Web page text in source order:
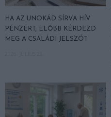
HA AZ UNOKÁD SÍRVA HÍV
PÉNZÉRT, ELŐBB KÉRDEZD
MEG A CSALÁDI JELSZÓT